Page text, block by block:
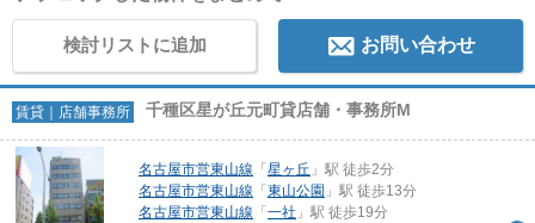
検討リストに追加 お問い合わせ
賃貸｜店舗事務所 千種区星が丘元町貸店舗・事務所M
名古屋市営東山線 「 星ヶ丘 」駅 徒歩2分
名古屋市営東山線 「 東山公園 」駅 徒歩13分
名古屋市営東山線 「 一社 」駅 徒歩19分